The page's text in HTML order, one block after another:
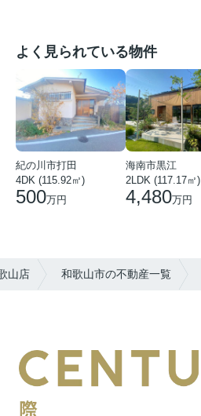
よく見られている物件
紀の川市打田
4DK (115.92㎡)
500万円
海南市黒江
2LDK (117.17㎡)
4,480万円
山店 和歌山市の不動産一覧